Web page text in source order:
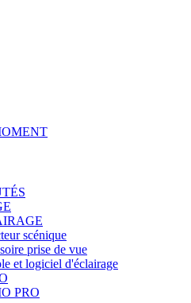
scénique
prise de vue
et logiciel d'éclairage
PRO